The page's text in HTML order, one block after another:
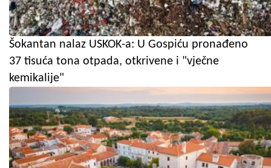
Šokantan nalaz USKOK-a: U Gospiću pronađeno
37 tisuća tona otpada, otkrivene i "vječne
kemikalije"